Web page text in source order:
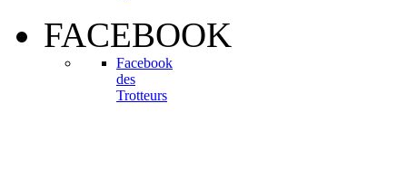
FACEBOOK
Facebook
des
Trotteurs